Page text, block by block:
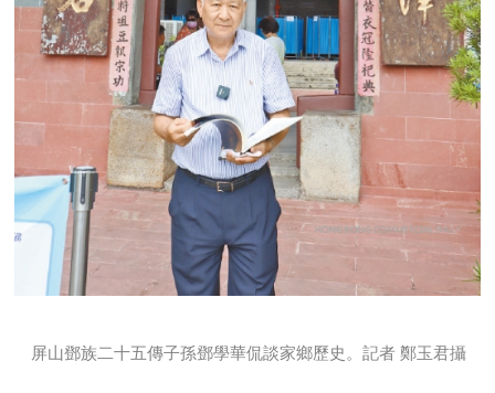
屏山鄧族二十五傳子孫鄧學華侃談家鄉歷史。記者 鄭玉君攝